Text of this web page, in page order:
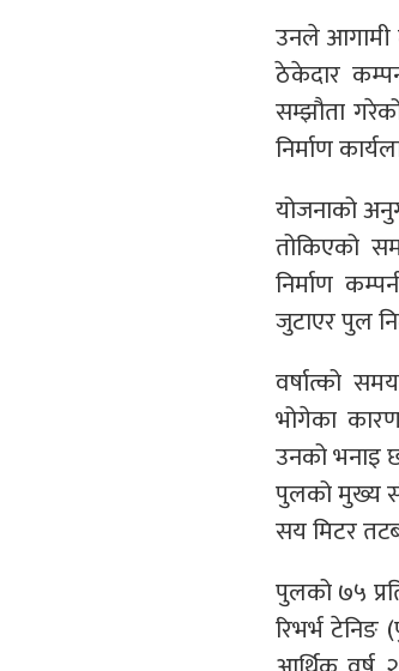
उनले आगामी
ठेकेदार
सम्झौता
निर्माण
योजनाको
तोकिएको
निर्माण
जुटाएर पुल
वर्षात्को
भोगेका
उनको भनाइ
पुलको मुख्य
सय मिटर
पुलको ७५
रिभर्भ टेनिङ